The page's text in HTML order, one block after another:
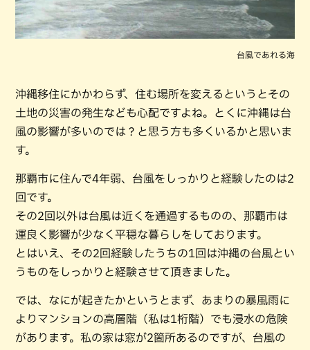
台風であれる海
沖縄移住にかかわらず、住む場所を変えるというとその
土地の災害の発生なども心配ですよね。とくに沖縄は台
風の影響が多いのでは？と思う方も多くいるかと思いま
す。
那覇市に住んで4年弱、台風をしっかりと経験したのは2
回です。
その2回以外は台風は近くを通過するものの、那覇市は
運良く影響が少なく平穏な暮らしをしております。
とはいえ、その2回経験したうちの1回は沖縄の台風とい
うものをしっかりと経験させて頂きました。
では、なにが起きたかというとまず、あまりの暴風雨に
よりマンションの高層階（私は1桁階）でも浸水の危険
があります。私の家は窓が2箇所あるのですが、台風の